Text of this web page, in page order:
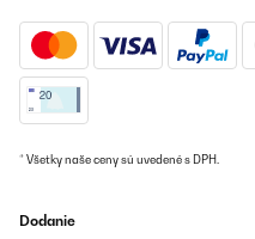
* Všetky naše ceny sú uvedené s DPH.
Dodanie